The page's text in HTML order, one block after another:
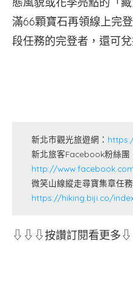
滿66顆寶石再領線上完
段任務的完登者，還可
新北市觀光旅遊網：
新北旅客Facebook粉絲團
http://
微笑山線縱走尋寶集章任務
https://hiking.biji.co/
⇩⇩⇩按讚訂閱看更多